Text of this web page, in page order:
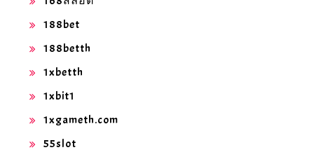
188bet
188betth
1xbetth
1xbit1
1xgameth.com
55slot